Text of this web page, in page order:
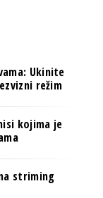
BANKE
OSIGURANJE
TECH I AI
BIZNIS & SPORT
PULS REGIONA
OSIGURANJE
TECH I AI
PULS REGIONA
Ukinite
režim
kojima je
striming